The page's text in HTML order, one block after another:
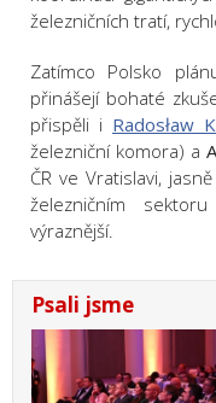
železničních tratí,
Zatímco Polsko
přinášejí bohaté
přispěli i Radosław
železniční komora) a
ČR ve Vratislavi,
železničním
výraznější.
Psali jsme